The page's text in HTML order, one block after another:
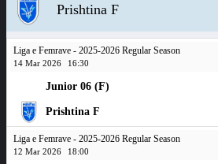
Prishtina F
Liga e Femrave - 2025-2026 Regular Season
14 Mar 2026 16:30
Junior 06 (F)
Prishtina F
Liga e Femrave - 2025-2026 Regular Season
12 Mar 2026 18:00